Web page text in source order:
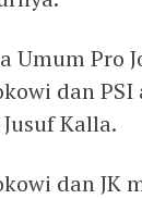
Umum Pro
dan
Kalla.
dan JK